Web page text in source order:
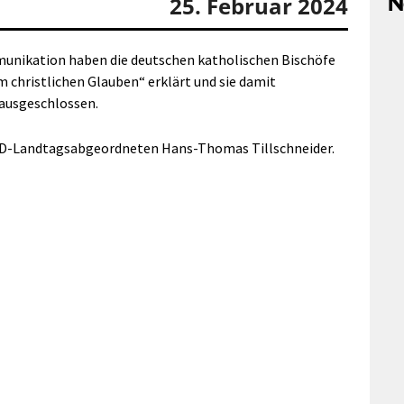
haben die deutschen katholischen Bischöfe
christlichen Glauben“ erklärt und sie damit
Landtagsabgeordneten Hans-Thomas Tillschneider.